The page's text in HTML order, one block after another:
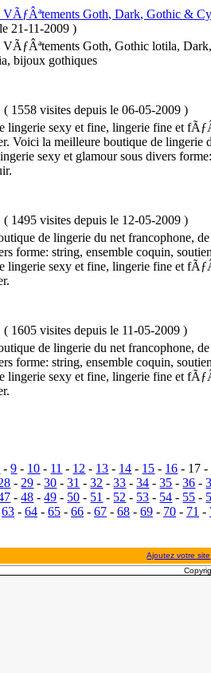
Goth, Dark, Gothic &
21-11-2009 )
Goth, Gothic lotila,
bijoux gothiques
1558 visitesdepuis le 06-05-2009 )
lingerie sexy et fine, lingerie fine et
Voici la meilleure boutique de lingerie
sexy et glamour sous divers
1495 visitesdepuis le 12-05-2009 )
de lingerie du net francophone,
forme: string, ensemble coquin,
lingerie sexy et fine, lingerie fine et
1605 visitesdepuis le 11-05-2009 )
de lingerie du net francophone,
forme: string, ensemble coquin,
lingerie sexy et fine, lingerie fine et
-9 - 10 - 11 - 12 - 13 - 14 - 15 - 16 - 17 -
-29 -30 -31 -32 -33 -34 -35 -36 -
-48 -49 - 50 - 51 - 52 - 53 - 54 - 55 -
63 - 64 - 65 - 66 - 67 - 68 - 69 - 70 - 71 -
Ajoutez votre site